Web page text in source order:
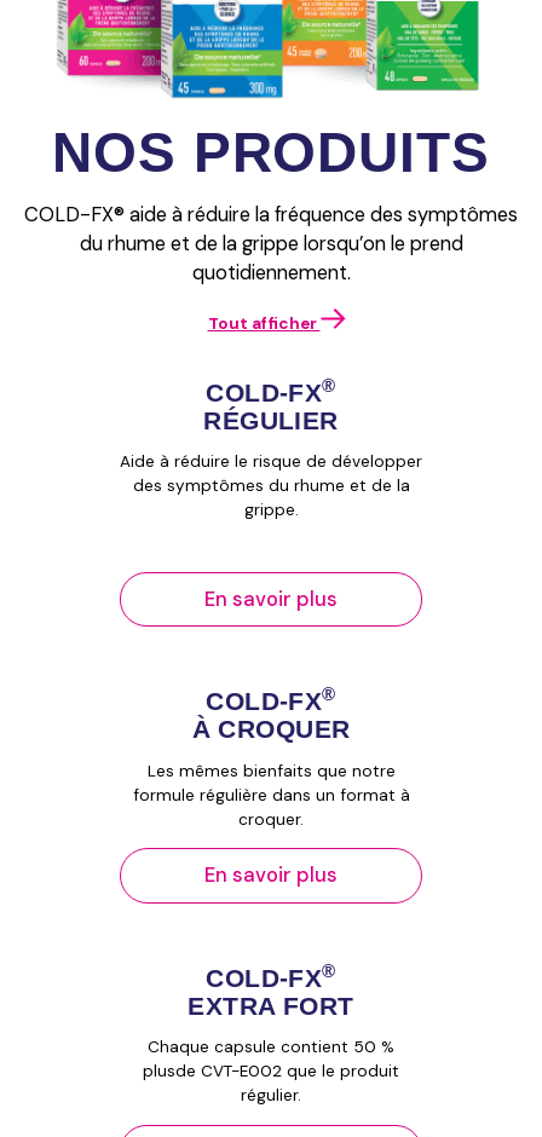
saison du rhume
et de la grippe.
de la santé.
– Jours 1 à 3 :
Prendre 2
capsules 3 fois.
capsules par
jour.
Prendre 1
capsule 3 fois.
Total de 3
NOS PRODUITS
COLD-FX® aide à réduire la fréquence des symptômes
du rhume et de la grippe lorsqu’on le prend
quotidiennement.
Tout afficher
COLD‑FX®
RÉGULIER
Aide à réduire le risque de développer
des symptômes du rhume et de la
grippe.
En savoir plus
COLD‑FX®
À CROQUER
Les mêmes bienfaits que notre
formule régulière dans un format à
croquer.
En savoir plus
COLD‑FX®
EXTRA FORT
Chaque capsule contient 50 %
plusde CVT-E002 que le produit
régulier.